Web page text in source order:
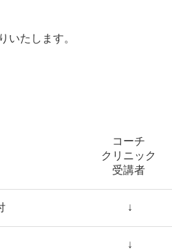
）
たします。
コーチ
クリニック
受講者
↓
↓